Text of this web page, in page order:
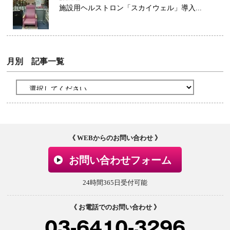
施設用ヘルストロン「スカイウェル」導入...
月別 記事一覧
《 WEBからのお問い合わせ 》
お問い合わせフォーム
24時間365日受付可能
《 お電話でのお問い合わせ 》